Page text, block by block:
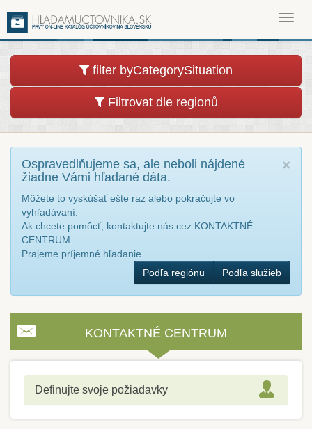
filter byCategorySituation
Filtrovat dle regionů
×
Ospravedlňujeme sa, ale neboli nájdené
žiadne Vámi hľadané dáta.
Môžete to vyskúšať ešte raz alebo pokračujte vo
vyhľadávaní.
Ak chcete pomôcť, kontaktujte nás cez KONTAKTNÉ
CENTRUM.
Prajeme príjemné hľadanie.
Podľa regiónu
Podľa služieb
KONTAKTNÉ CENTRUM
Definujte svoje požiadavky